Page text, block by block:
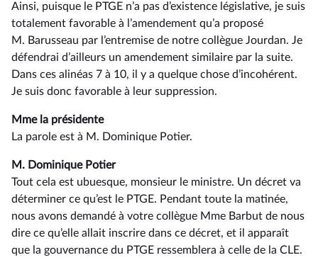
Ainsi, puisque le PTGE n’a pas d’existence législative, je suis
totalement favorable à l’amendement qu’a proposé
M. Barusseau par l’entremise de notre collègue Jourdan. Je
défendrai d’ailleurs un amendement similaire par la suite.
Dans ces alinéas 7 à 10, il y a quelque chose d’incohérent.
Je suis donc favorable à leur suppression.
Mme la présidente
La parole est à M. Dominique Potier.
M. Dominique Potier
Tout cela est ubuesque, monsieur le ministre. Un décret va
déterminer ce qu’est le PTGE. Pendant toute la matinée,
nous avons demandé à votre collègue Mme Barbut de nous
dire ce qu’elle allait inscrire dans ce décret, et il apparaît
que la gouvernance du PTGE ressemblera à celle de la CLE.